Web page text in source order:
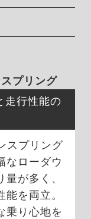
プリング
走行性能の
スプリング
なローダウ
が多く、
を両立。
乗り心地を